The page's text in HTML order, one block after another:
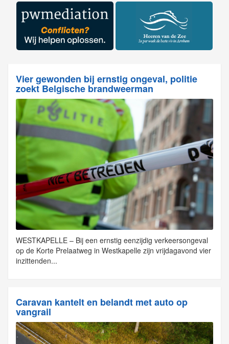
Vier gewonden bij ernstig ongeval, politie
zoekt Belgische brandweerman
WESTKAPELLE – Bij een ernstig eenzijdig verkeersongeval
op de Korte Prelaatweg in Westkapelle zijn vrijdagavond vier
inzittenden...
Caravan kantelt en belandt met auto op
vangrail